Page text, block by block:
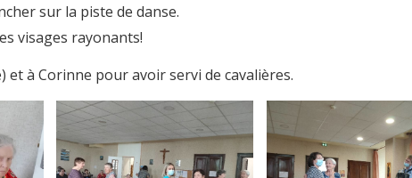
sur la piste de danse.
visages rayonants!
et à Corinne pour avoir servi de cavalières.